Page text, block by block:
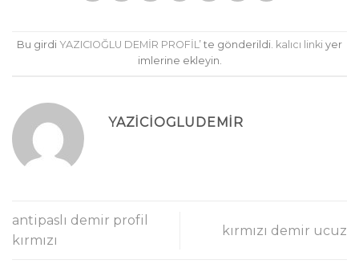
Bu girdi YAZICIOĞLU DEMİR PROFİL’ te gönderildi. kalıcı linki yer
imlerine ekleyin.
YAZICIOGLUDEMIR
antipaslı demir profil
kırmızı
kırmızı demir ucuz